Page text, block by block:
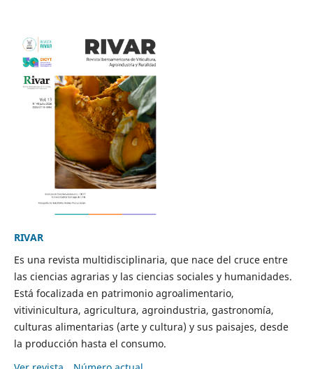
RIVAR
Es una revista multidisciplinaria, que nace del cruce entre
las ciencias agrarias y las ciencias sociales y humanidades.
Está focalizada en patrimonio agroalimentario,
vitivinicultura, agricultura, agroindustria, gastronomía,
culturas alimentarias (arte y cultura) y sus paisajes, desde
la producción hasta el consumo.